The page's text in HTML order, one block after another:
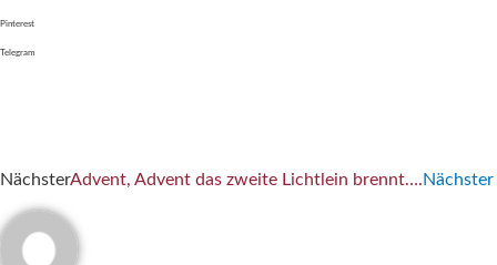
Pinterest
Telegram
NächsterAdvent, Advent das zweite Lichtlein brennt….Nächster